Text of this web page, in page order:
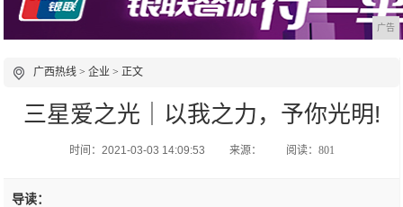
广告
广西热线 >企业 > 正文
三星爱之光｜以我之力，予你光明!
时间：2021-03-03 14:09:53 来源： 阅读：801
导读：